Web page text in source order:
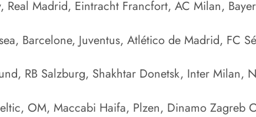
Real Madrid, Eintracht Francfort, AC Milan,
Barcelone, Juventus, Atlético de Madrid, FC
RB Salzburg, Shakhtar Donetsk, Inter Milan,
OM, Maccabi Haifa, Plzen, Dinamo Zagreb